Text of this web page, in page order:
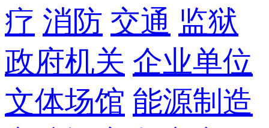
疗 消防 交通 监狱
政府机关 企业单位
文体场馆 能源制造